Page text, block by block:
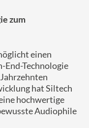
zum
einen
End-Technologie
hat Siltech
hochwertige
Audiophile